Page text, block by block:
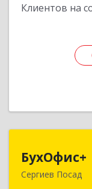
Клиентов на
БухОфис+
Сергиев Посад
141304,